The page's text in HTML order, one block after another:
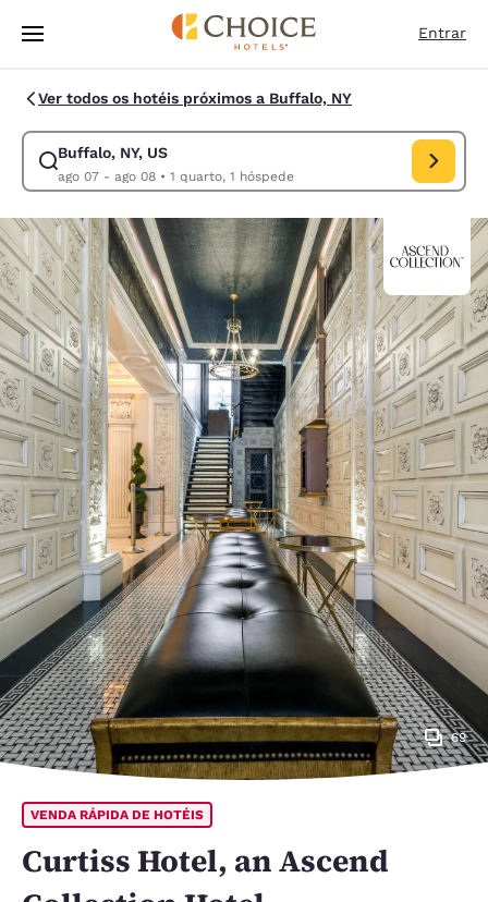
Pular Para Conteúdo Principal
Entrar
Ver todos os hotéis próximos a Buffalo, NY
Buffalo, NY, US
ago 07 - ago 08• 1 quarto, 1 hóspede
Modificar pesquisa para Buffalo, NY, US. Data de check-in ago 07,
69
VENDA RÁPIDA DE HOTÉIS
Curtiss Hotel, an Ascend